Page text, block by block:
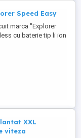
Speed Easy
marca "Explorer
cu baterie tip li ion
brushless
- baterie li ion 3S
fs-i6 , 6 canale
cel mai bun de pe
, raza 400m-500m
XXL
viteza